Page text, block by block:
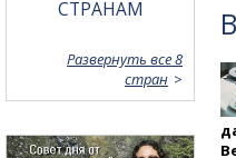
СТРАНАМ
Развернуть все 8
стран